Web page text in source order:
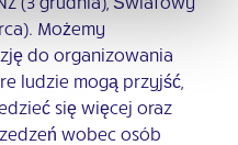
Możemy
do organizowania
ludzie mogą przyjść,
się więcej oraz
wobec osób